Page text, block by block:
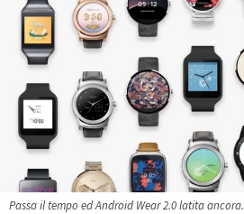
Passa il tempo ed Android Wear 2.0 latita ancora.